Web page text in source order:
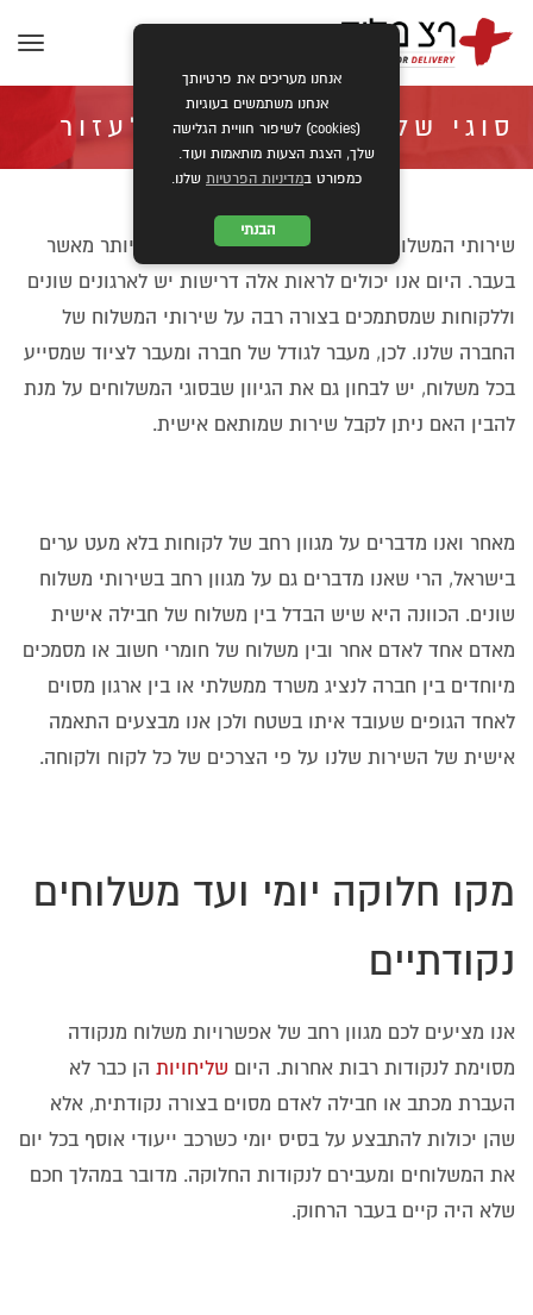
סוגי שליחויות שיכולים לעזור
»
»
שירותי המשלוחים הפכו להיות נרחבים ורציניים יותר מאשר
בעבר. היום אנו יכולים לראות אלה דרישות יש לארגונים שונים
וללקוחות שמסתמכים בצורה רבה על שירותי המשלוח של
החברה שלנו. לכן, מעבר לגודל של חברה ומעבר לציוד שמסייע
בכל משלוח, יש לבחון גם את הגיוון שבסוגי המשלוחים על מנת
להבין האם ניתן לקבל שירות שמותאם אישית.
מאחר ואנו מדברים על מגוון רחב של לקוחות בלא מעט ערים
בישראל, הרי שאנו מדברים גם על מגוון רחב בשירותי משלוח
שונים. הכוונה היא שיש הבדל בין משלוח של חבילה אישית
מאדם אחד לאדם אחר ובין משלוח של חומרי חשוב או מסמכים
מיוחדים בין חברה לנציג משרד ממשלתי או בין ארגון מסוים
לאחד הגופים שעובד איתו בשטח ולכן אנו מבצעים התאמה
אישית של השירות שלנו על פי הצרכים של כל לקוח ולקוחה.
מקו חלוקה יומי ועד משלוחים
נקודתיים
אנו מציעים לכם מגוון רחב של אפשרויות משלוח מנקודה
מסוימת לנקודות רבות אחרות. היום שליחויות הן כבר לא
העברת מכתב או חבילה לאדם מסוים בצורה נקודתית, אלא
שהן יכולות להתבצע על בסיס יומי כשרכב ייעודי אוסף בכל יום
את המשלוחים ומעבירם לנקודות החלוקה. מדובר במהלך חכם
שלא היה קיים בעבר הרחוק.
אנחנו מעריכים את פרטיותך
אנחנו משתמשים בעוגיות
(cookies) לשיפור חוויית הגלישה
שלך, הצגת הצעות מותאמות ועוד.
כמפורט במדיניות הפרטיות שלנו.
הבנתי